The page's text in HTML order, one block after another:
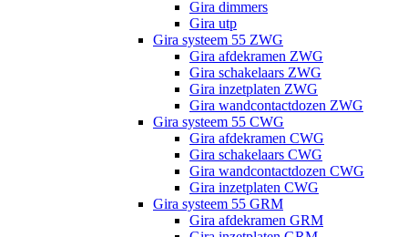
Gira dimmers
Gira utp
Gira systeem 55 ZWG
Gira afdekramen ZWG
Gira schakelaars ZWG
Gira inzetplaten ZWG
Gira wandcontactdozen ZWG
Gira systeem 55 CWG
Gira afdekramen CWG
Gira schakelaars CWG
Gira wandcontactdozen CWG
Gira inzetplaten CWG
Gira systeem 55 GRM
Gira afdekramen GRM